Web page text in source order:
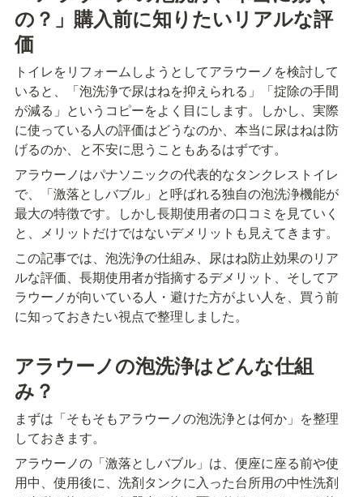
の？」購入前に知りたいリアルな評
価
トイレをリフォームしようとしてアラウーノを検討して
いると、「泡洗浄で尿はねを抑えられる」「掟除の手間
が減る」というコピーをよく目にします。しかし、実際
に使っている人の評価はどうなのか、本当に尿はねは防
げるのか、と不安に思うこともあるはずです。
アラウーノはパナソニックの代表的なタンクレストイレ
で、「激落としバブル」と呼ばれる独自の泡洗浄機能が
最大の特徴です。しかし長期使用者の口コミを見ていく
と、メリットだけではないデメリットも見えてきます。
この記事では、泡洗浄の仕組み、尿はね防止効果のリア
ルな評価、長期使用者が指摘するデメリット、そしてア
ラウーノが向いている人・避けた方がよい人を、買う前
に知っておきたい視点で整理しました。
アラウーノの泡洗浄はどんな仕組
み？
まずは「そもそもアラウーノの泡洗浄とは何か」を整理
しておきます。
アラウーノの「激落としバブル」は、便座に座る前や使
用中、使用後に、洗剤タンクに入った台所用の中性洗剤